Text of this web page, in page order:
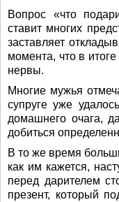
Вопрос «что
ставит многих
заставляет
момента, что в
нервы.
Многие мужья
супруге уже
домашнего очага,
добиться
В то же время
как им кажется,
перед дарителем
презент, который